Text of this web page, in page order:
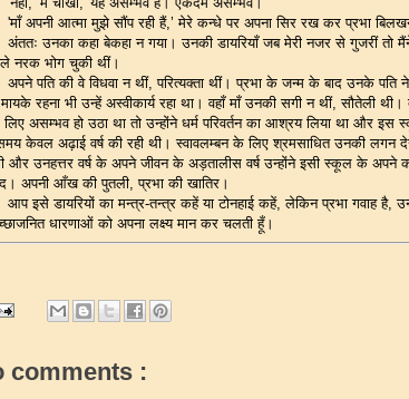
'माँ अपनी आत्मा मुझे सौंप रही हैं,’ मेरे कन्धे पर अपना सिर रख कर प्रभा
अंततः उनका कहा बेकहा न गया। उनकी डायरियाँ जब मेरी नजर से गुजरीं
नरक भोग चुकी थीं।
अपने पति की वे विधवा न थीं, परित्यक्ता थीं। प्रभा के जन्म के बाद उनके पति
रहना भी उन्हें अस्वीकार्य रहा था। वहाँ माँ उनकी सगी न थीं, सौतेली
असम्भव हो उठा था तो उन्होंने धर्म परिवर्तन का आश्रय लिया था और इस
केवल अढ़ाई वर्ष की रही थी। स्वावलम्बन के लिए श्रमसाधित उनकी
और उनहत्तर वर्ष के अपने जीवन के अड़तालीस वर्ष उन्होंने इसी स्कूल के अपने
अपनी आँख की पुतली, प्रभा की खातिर।
आप इसे डायरियों का मन्त्र-तन्त्र कहें या टोनहाई कहें, लेकिन प्रभा गवाह है,
धारणाओं को अपना लक्ष्य मान कर चलती हूँ।
comments :